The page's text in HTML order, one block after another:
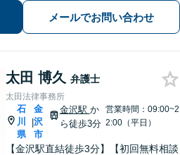
の多くの方から喜ばれております。
【初回３０分間相談無料】
メールでお問い合わせ
太田 博久 弁護士
太田法律事務所
石
川
県
|
金
沢
市
金沢駅 か
ら徒歩3分
営業時間：09:00~2
2:00（平日）
【金沢駅直結徒歩3分】【初回無料相談